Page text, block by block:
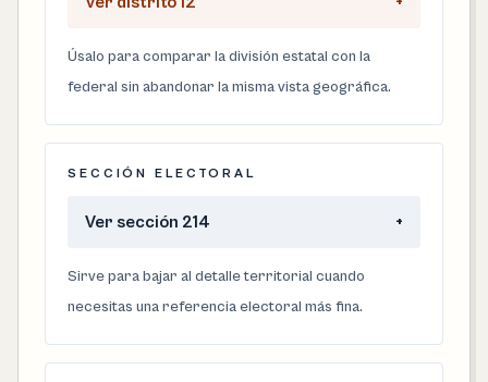
Úsalo para comparar la división estatal con la
federal sin abandonar la misma vista geográfica.
SECCIÓN ELECTORAL
Ver sección 214 +
Sirve para bajar al detalle territorial cuando
necesitas una referencia electoral más fina.